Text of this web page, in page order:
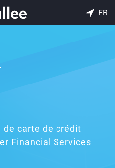
FR
de carte de crédit
Financial Services